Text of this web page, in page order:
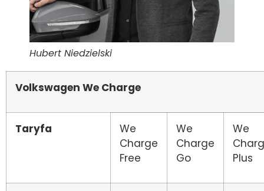
Hubert Niedzielski
Volkswagen We Charge
Taryfa
We
Charge
Free
We
Charge
Go
We
Plus